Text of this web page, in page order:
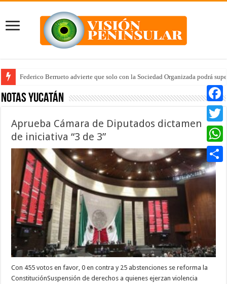
Federico Berrueto advierte que solo con la Sociedad Organizada podrá
Arrancan la tercera etapa de Médico 24/7
Notas Yucatán
Aprueba Cámara de Diputados dictamen
de iniciativa “3 de 3”
Con 455 votos en favor, 0 en contra y 25 abstenciones se reforma la
ConstituciónSuspensión de derechos a quienes ejerzan violencia
Twitter